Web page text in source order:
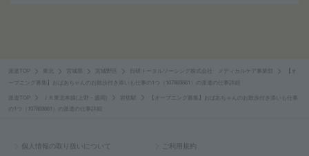
派遣TOP 宮城野区 日研トータルソーシング株式会社 メディカルケア事業部
【オ
ープニング募集】おばあちゃんのお散歩付き添いも仕事の1つ（107869861）の派遣の仕事詳細
派遣TOP ＪＲ東北本線(上野－盛岡) 岩切駅
【オープニング募集】おばあちゃんのお散歩付き添いも仕事
の1つ（107869861）の派遣の仕事詳細
個人情報の取り扱いについて ご利用規約